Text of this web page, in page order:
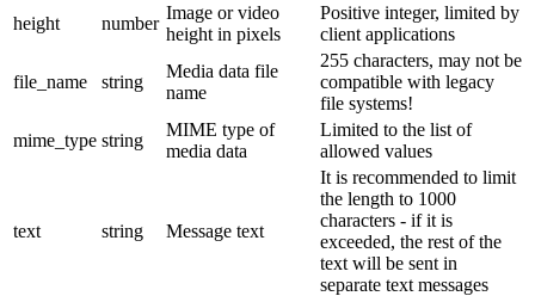
height
number
Image or video
height in pixels
Positive integer, limited by
client applications
file_name string
Media data file
name
255 characters, may not be
compatible with legacy
file systems!
mime_type string
MIME type of
media data
Limited to the list of
allowed values
text string Message text
It is recommended to limit
the length to 1000
characters - if it is
exceeded, the rest of the
text will be sent in
separate text messages